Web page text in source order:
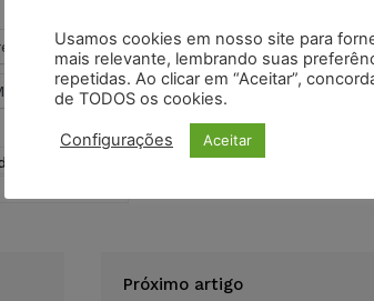
Facebook Telegram
LinkedIn
Segurança Pública e Combate ao Crime
Próximo artigo
Usamos cookies em nosso site para
mais relevante, lembrando suas
repetidas. Ao clicar em “Aceitar”,
de TODOS os cookies.
Configurações Aceitar